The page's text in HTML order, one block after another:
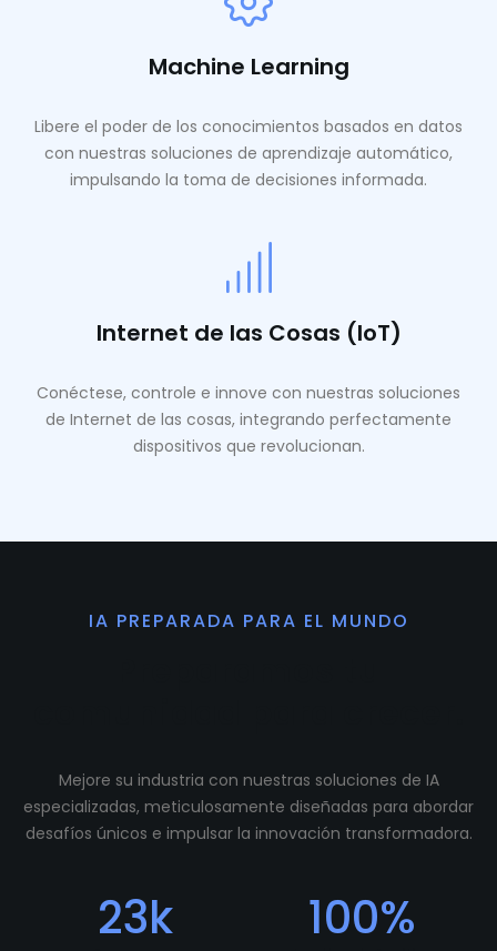
Machine Learning
Libere el poder de los conocimientos basados ​​en datos
con nuestras soluciones de aprendizaje automático,
impulsando la toma de decisiones informada.
Internet de las Cosas (IoT)
Conéctese, controle e innove con nuestras soluciones
de Internet de las cosas, integrando perfectamente
dispositivos que revolucionan.
IA PREPARADA PARA EL MUNDO
Mejore su industria con nuestras soluciones de IA
especializadas, meticulosamente diseñadas para abordar
desafíos únicos e impulsar la innovación transformadora.
23k 100%